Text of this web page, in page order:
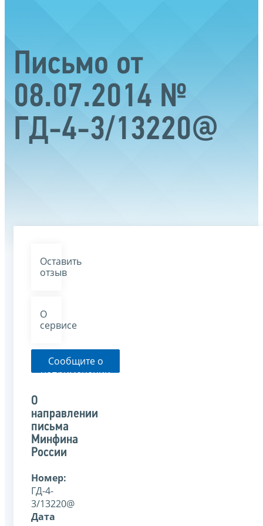
Письмо от
08.07.2014 №
ГД-4-3/13220@
Оставить
отзыв
О
сервисе
Сообщите о
неприменении
указанного
письма
О
направлении
письма
Минфина
России
Номер:
ГД-4-
3/13220@
Дата